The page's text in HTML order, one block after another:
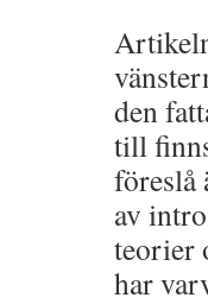
den
till
föreslå
av
teorier
har